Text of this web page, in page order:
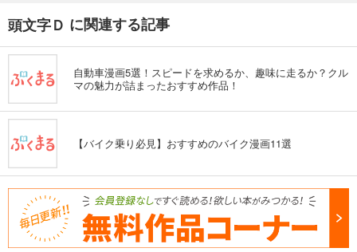
頭文字Ｄ に関連する記事
自動車漫画5選！スピードを求めるか、趣味に走るか？クル
マの魅力が詰まったおすすめ作品！
【バイク乗り必見】おすすめのバイク漫画11選